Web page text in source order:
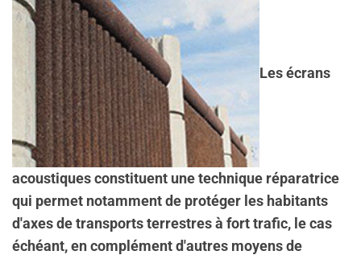
Les écrans
acoustiques constituent une technique réparatrice
qui permet notamment de protéger les habitants
d'axes de transports terrestres à fort trafic, le cas
échéant, en complément d'autres moyens de